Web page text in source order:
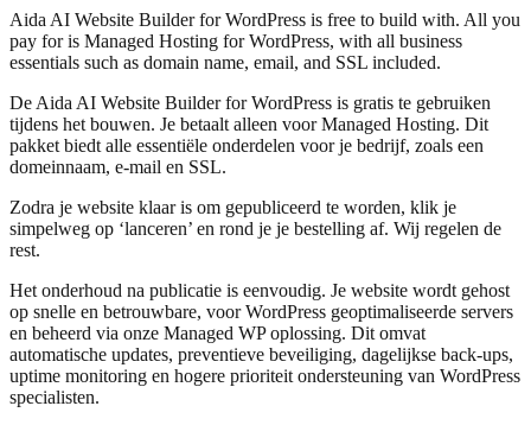
Aida AI Website Builder for WordPress is free to build with. All you
pay for is Managed Hosting for WordPress, with all business
essentials such as domain name, email, and SSL included.
De Aida AI Website Builder for WordPress is gratis te gebruiken
tijdens het bouwen. Je betaalt alleen voor Managed Hosting. Dit
pakket biedt alle essentiële onderdelen voor je bedrijf, zoals een
domeinnaam, e-mail en SSL.
Zodra je website klaar is om gepubliceerd te worden, klik je
simpelweg op ‘lanceren’ en rond je je bestelling af. Wij regelen de
rest.
Het onderhoud na publicatie is eenvoudig. Je website wordt gehost
op snelle en betrouwbare, voor WordPress geoptimaliseerde servers
en beheerd via onze Managed WP oplossing. Dit omvat
automatische updates, preventieve beveiliging, dagelijkse back-ups,
uptime monitoring en hogere prioriteit ondersteuning van WordPress
specialisten.